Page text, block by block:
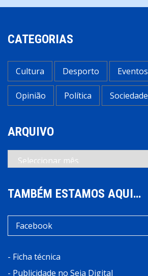
CATEGORIAS
Cultura Desporto Eventos
Opinião Política Sociedade
ARQUIVO
Arquivo
TAMBÉM ESTAMOS AQUI…
Facebook
- Ficha técnica
- Publicidade no Seia Digital